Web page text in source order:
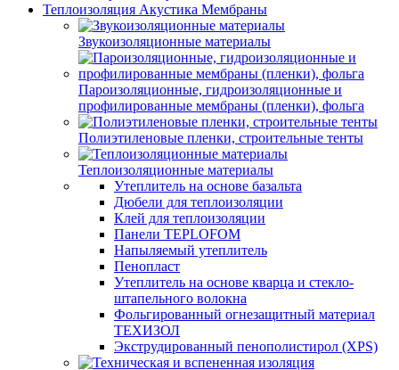
Теплоизоляция Акустика Мембраны
Звукоизоляционные материалы
Пароизоляционные, гидроизоляционные и
профилированные мембраны (пленки), фольга
Полиэтиленовые пленки, строительные тенты
Теплоизоляционные материалы
Утеплитель на основе базальта
Дюбели для теплоизоляции
Клей для теплоизоляции
Панели TEPLOFOM
Напыляемый утеплитель
Пенопласт
Утеплитель на основе кварца и стекло-
штапельного волокна
Фольгированный огнезащитный материал
ТЕХИЗОЛ
Экструдированный пенополистирол (XPS)